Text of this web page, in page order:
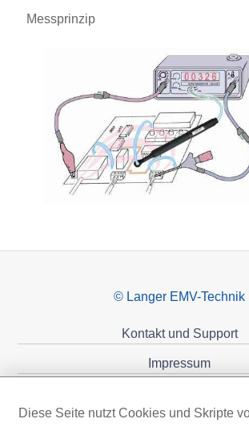
Messprinzip
© Langer EMV-Technik
Kontakt und Support
Impressum
Diese Seite nutzt Cookies und Skripte